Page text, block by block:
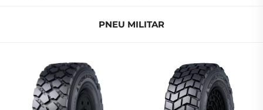
PNEU MILITAR